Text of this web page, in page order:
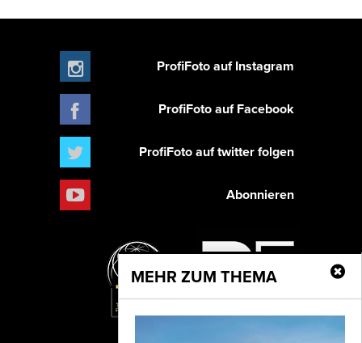
MEHR ZUM THEMA
ProfiFoto auf Instagram
ProfiFoto auf Facebook
ProfiFoto auf twitter folgen
Abonnieren